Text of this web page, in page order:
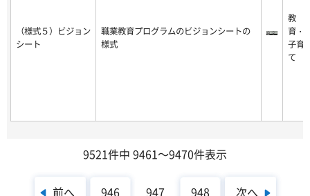
（様式５）ビジョン
シート
職業教育プログラムのビジョンシートの
様式
教
育・
子育
て
9521件中 9461～9470件表示
前へ 946 947 948 次へ